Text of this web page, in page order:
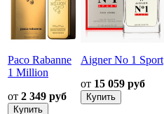
Paco Rabanne
1 Million
от 2 349 руб
Aigner No 1 Sport
от 15 059 руб